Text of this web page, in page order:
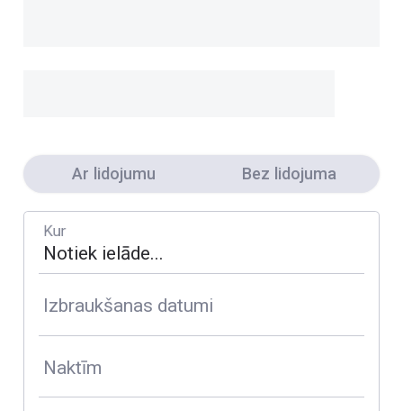
Ar lidojumu Bez lidojuma
Kur
Izbraukšanas datumi
Naktīm